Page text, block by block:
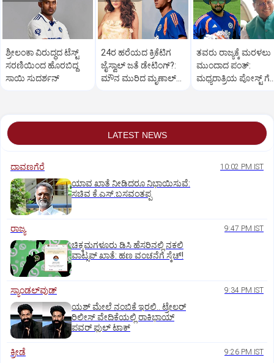
ಶ್ರೀಲಂಕಾ ವಿರುದ್ಧದ ಟೆಸ್ಟ್
ಸರಣಿಯಿಂದ ಹೊರಬಿದ್ದ
ಸಾಯಿ ಸುದರ್ಶನ್
24ರ ಹರೆಯದ ಕ್ರಿಕೆಟಿಗ
ಜೈಸ್ವಾಲ್‌ ಜತೆ ಡೇಟಿಂಗ್?:‌
ಮೌನ ಮುರಿದ ಮೃಣಾಲ್‌
ತವರು ರಾಜ್ಯಕ್ಕೆ ಮರಳಲು
ಮುಂದಾದ ಪಂತ್:‌
ಮಧ್ಯರಾತ್ರಿಯ ಪೋಸ್ಟ್‌ ಗೆ
LATEST NEWS
ದಾವಣಗೆರೆ 10:02 PM IST
ಯಾವ ಖಾತೆ ನೀಡಿದರೂ ನಿಭಾಯಿಸುವೆ:
ಸಚಿವ ಕೆ.ಎಸ್.ಬಸವಂತಪ್ಪ
ರಾಜ್ಯ 9:47 PM IST
ಚಿಕ್ಕಮಗಳೂರು ಡಿಸಿ ಹೆಸರಿನಲ್ಲಿ ನಕಲಿ
ವಾಟ್ಸಪ್ ಖಾತೆ: ಹಣ ವಂಚನೆಗೆ ಸ್ಕೆಚ್!
ಸ್ಯಾಂಡಲ್‌ವುಡ್‌ 9:34 PM IST
ಯಶ್‌ ಮೇಲೆ ನಂಬಿಕೆ ಇರಲಿ.. ಟ್ರೇಲರ್‌
ರಿಲೀಸ್‌ ವೇದಿಕೆಯಲ್ಲಿ ರಾಕಿಭಾಯ್‌
ಪವರ್‌ ಫುಲ್‌ ಟಾಕ್
ಕ್ರೀಡೆ 9:26 PM IST